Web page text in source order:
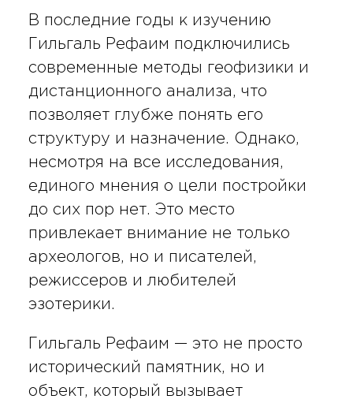
В последние годы к изучению
Гильгаль Рефаим подключились
современные методы геофизики и
дистанционного анализа, что
позволяет глубже понять его
структуру и назначение. Однако,
несмотря на все исследования,
единого мнения о цели постройки
до сих пор нет. Это место
привлекает внимание не только
археологов, но и писателей,
режиссеров и любителей
эзотерики.
Гильгаль Рефаим — это не просто
исторический памятник, но и
объект, который вызывает